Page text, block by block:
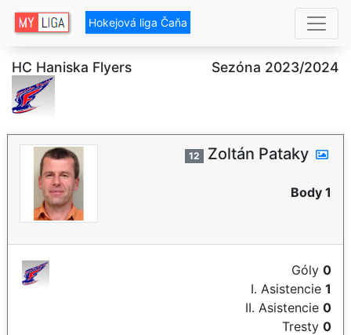
Hokejová liga Čaňa
HC Haniska Flyers Sezóna 2023/2024
12 Zoltán Pataky
Body 1
Góly 0
I. Asistencie 1
II. Asistencie 0
Tresty 0